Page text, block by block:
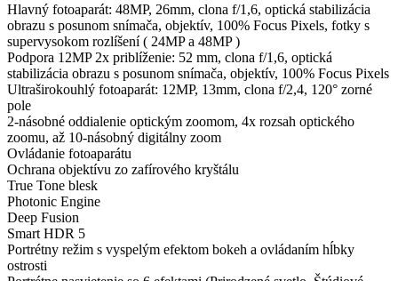
Hlavný fotoaparát: 48MP, 26mm, clona f/1,6, optická stabilizácia
obrazu s posunom snímača, objektív, 100% Focus Pixels, fotky s
supervysokom rozlíšení ( 24MP a 48MP )
Podpora 12MP 2x priblíženie: 52 mm, clona f/1,6, optická
stabilizácia obrazu s posunom snímača, objektív, 100% Focus Pixels
Ultraširokouhlý fotoaparát: 12MP, 13mm, clona f/2,4, 120° zorné
pole
2-násobné oddialenie optickým zoomom, 4x rozsah optického
zoomu, až 10-násobný digitálny zoom
Ovládanie fotoaparátu
Ochrana objektívu zo zafírového kryštálu
True Tone blesk
Photonic Engine
Deep Fusion
Smart HDR 5
Portrétny režim s vyspelým efektom bokeh a ovládaním hĺbky
ostrosti